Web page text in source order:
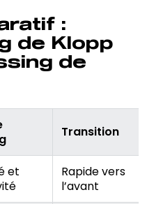
:
de Klopp
de
Transition
et
Rapide vers
l’avant